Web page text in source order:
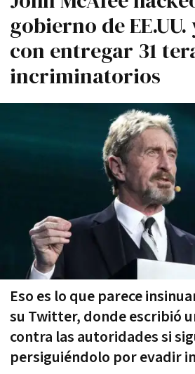
gobierno de
con entregar 31
incriminatorios
Eso es lo que parece
su Twitter, donde escribió
contra las autoridades si
persiguiéndolo por evadir